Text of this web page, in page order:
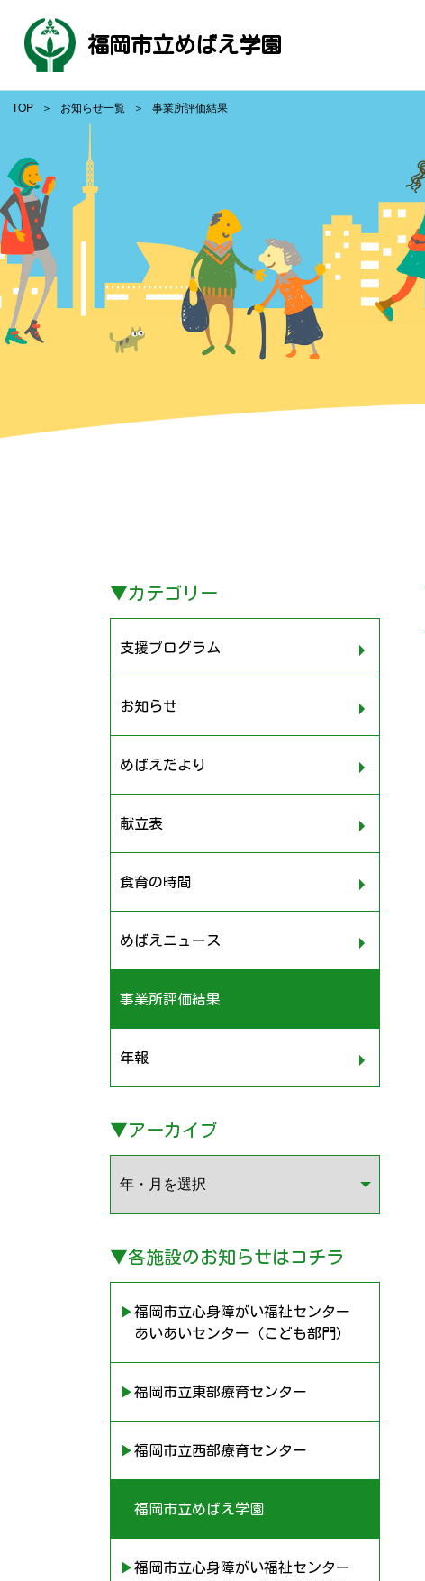
福岡市立めばえ学園
TOP お知らせ一覧 事業所評価結果
▼カテゴリー
支援プログラム
お知らせ
めばえだより
献立表
食育の時間
めばえニュース
事業所評価結果
年報
▼アーカイブ
▼各施設のお知らせはコチラ
▶︎福岡市立心身障がい福祉センター
あいあいセンター（こども部門）
▶︎福岡市立東部療育センター
▶︎福岡市立西部療育センター
▶︎福岡市立めばえ学園
▶︎福岡市立心身障がい福祉センター